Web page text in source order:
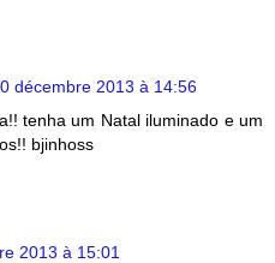
décembre 2013 à 14:56
tenha um Natal iluminado e um
bjinhoss
2013 à 15:01